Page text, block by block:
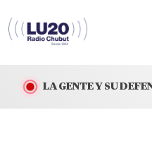
LA GENTE Y SU